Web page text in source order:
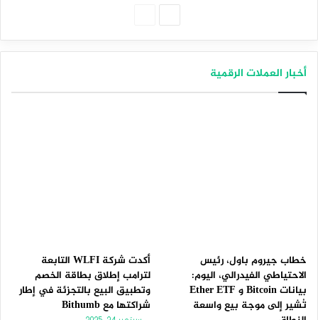
أخبار العملات الرقمية
خطاب جيروم باول، رئيس
الاحتياطي الفيدرالي، اليوم:
بيانات Bitcoin و Ether ETF
تُشير إلى موجة بيع واسعة
أكدت شركة WLFI التابعة
لترامب إطلاق بطاقة الخصم
وتطبيق البيع بالتجزئة في إطار
شراكتها مع Bithumb